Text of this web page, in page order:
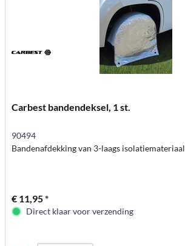
Carbest bandendeksel, 1 st.
90494
Bandenafdekking van 3-laags isolatiemateriaal
€ 11,95 *
Direct klaar voor verzending